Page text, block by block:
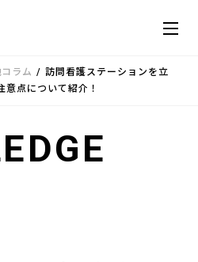
ラム / 訪問看護ステーションを立
意点について紹介！